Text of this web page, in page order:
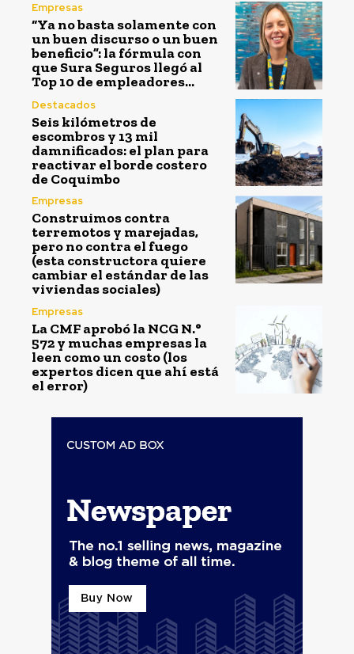
Empresas
“Ya no basta solamente con
un buen discurso o un buen
beneficio”: la fórmula con
que Sura Seguros llegó al
Top 10 de empleadores...
Destacados
Seis kilómetros de
escombros y 13 mil
damnificados: el plan para
reactivar el borde costero
de Coquimbo
Empresas
Construimos contra
terremotos y marejadas,
pero no contra el fuego
(esta constructora quiere
cambiar el estándar de las
viviendas sociales)
Empresas
La CMF aprobó la NCG N.°
572 y muchas empresas la
leen como un costo (los
expertos dicen que ahí está
el error)